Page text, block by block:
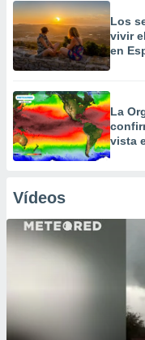
Los
vivir
en
La
vista
Vídeos